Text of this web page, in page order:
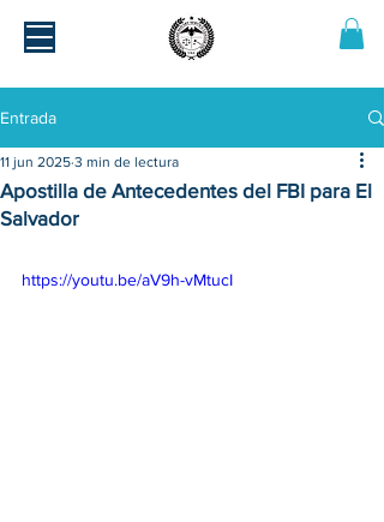
Entrada
Apostilla de Antecedentes del FBI para El
Salvador
11 jun 2025 3 min de lectura
https://youtu.be/aV9h-vMtucI